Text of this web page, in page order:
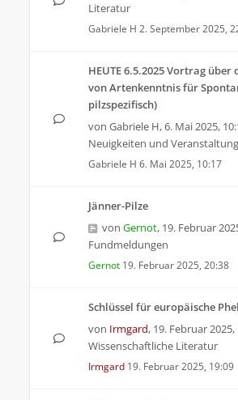
Literatur
Gabriele H 2. September 2025,
HEUTE 6.5.2025 Vortrag
von Artenkenntnis für
pilzspezifisch)
von Gabriele H,6. Mai 2025,
Neuigkeiten und
Gabriele H 6. Mai 2025, 10:17
Jänner-Pilze
von Gernot, 19. Februar
Fundmeldungen
Gernot 19. Februar 2025, 20:38
Schlüssel für europäische
von Irmgard, 19. Februar 2025,
Wissenschaftliche Literatur
Irmgard 19. Februar 2025, 19:09